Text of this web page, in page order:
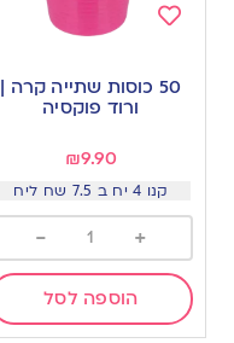
to
wishlist
50 כוסות שתייה קרה |
ורוד פוקסיה
₪9.90
קנו 4 יח ב 7.5 שח ליח
+
-
הוספה לסל